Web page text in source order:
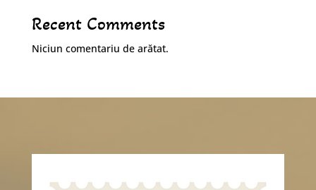
Recent Comments
Niciun comentariu de arătat.